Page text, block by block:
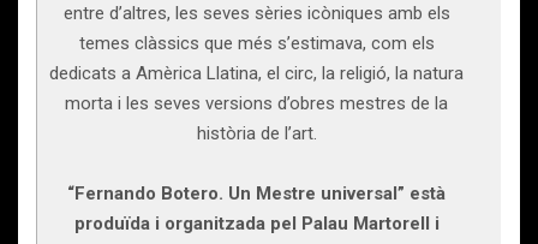
entre d’altres, les seves sèries icòniques amb els
temes clàssics que més s’estimava, com els
dedicats a Amèrica Llatina, el circ, la religió, la natura
morta i les seves versions d’obres mestres de la
història de l’art.
“Fernando Botero. Un Mestre universal” està
produïda i organitzada pel Palau Martorell i